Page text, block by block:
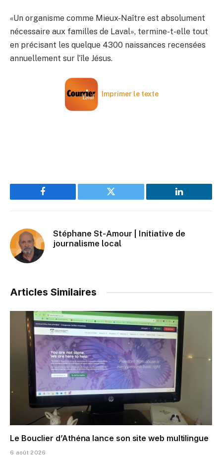
«Un organisme comme Mieux-Naître est absolument
nécessaire aux familles de Laval», termine-t-elle tout
en précisant les quelque 4300 naissances recensées
annuellement sur l’île Jésus.
Imprimer le texte
Facebook Twitter LinkedIn
Stéphane St-Amour | Initiative de
journalisme local
Articles Similaires
Le Bouclier d’Athéna lance son site web multilingue
6 août 2026